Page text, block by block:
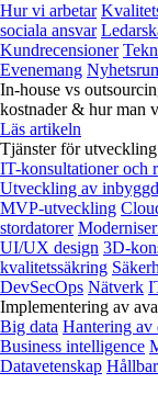
Hur vi arbetar
sociala ansvar
Kundrecensioner
Evenemang
In-house vs
kostnader & hur man
Läs artikeln
Tjänster för
IT-konsultationer och
Utveckling av
MVP-utveckling
stordatorer
UI/UX design 3D-
kvalitetssäkring
DevSecOps Nätverk
Implementering av
Big data Hantering av
Business intelligence
Datavetenskap